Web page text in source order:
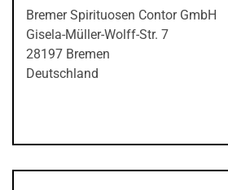
Bremer Spirituosen Contor GmbH
Gisela-Müller-Wolff-Str. 7
28197 Bremen
Deutschland